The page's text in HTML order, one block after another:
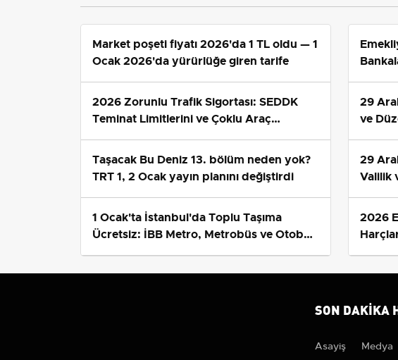
Market poşeti fiyatı 2026'da 1 TL oldu — 1
Ocak 2026'da yürürlüğe giren tarife
2026 Zorunlu Trafik Sigortası: SEDDK
Teminat Limitlerini ve Çoklu Araç
Tarifesini Yeniden Belirledi
Taşacak Bu Deniz 13. bölüm neden yok?
TRT 1, 2 Ocak yayın planını değiştirdi
1 Ocak'ta İstanbul'da Toplu Taşıma
Ücretsiz: İBB Metro, Metrobüs ve Otobüs
Ek Seferlerini Açıkladı
29
ve
ne
29
Valilik
2026
SON DAKIKA
Asayiş Medya